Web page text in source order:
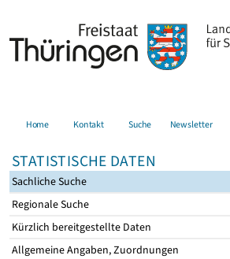
Home Kontakt Suche Newsletter
STATISTISCHE DATEN
Sachliche Suche
Regionale Suche
Kürzlich bereitgestellte Daten
Allgemeine Angaben, Zuordnungen